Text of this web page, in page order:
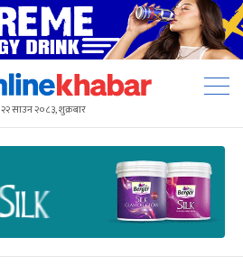
२२ साउन २०८३, शुक्रबार